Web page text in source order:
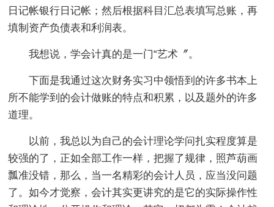
日记帐银行日记帐；然后根据科目汇总表填写总账，再
填制资产负债表和利润表。
我想说，学会计真的是一门“艺术〞。
下面是我通过这次财务实习中领悟到的许多书本上
所不能学到的会计做账的特点和积累，以及题外的许多
道理。
以前，我总以为自己的会计理论学问扎实程度算是
较强的了，正如全部工作一样，把握了规律，照芦葫画
瓢准没错，那么，当一名精彩的会计人员，应当没问题
了。如今才觉察，会计其实更讲究的是它的实际操作性